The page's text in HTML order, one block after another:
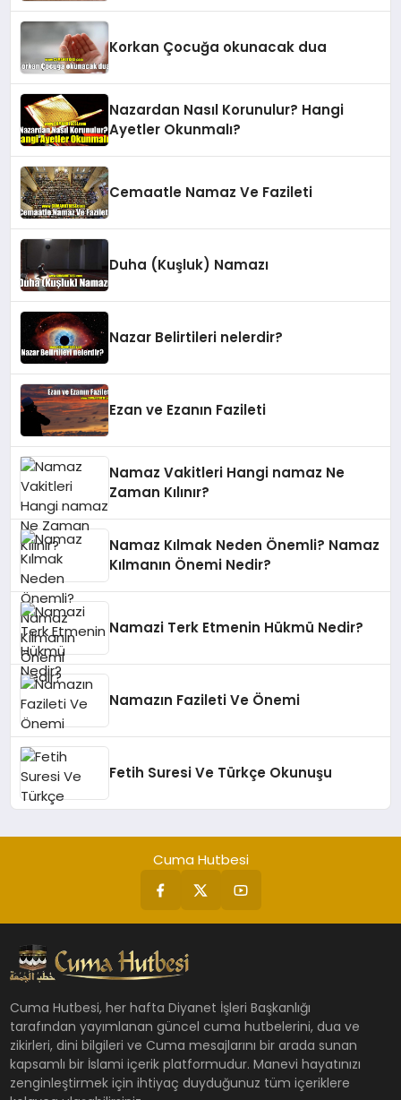
Korkan Çocuğa okunacak dua
Nazardan Nasıl Korunulur? Hangi
Ayetler Okunmalı?
Cemaatle Namaz Ve Fazileti
Duha (Kuşluk) Namazı
Nazar Belirtileri nelerdir?
Ezan ve Ezanın Fazileti
Namaz Vakitleri Hangi namaz Ne
Zaman Kılınır?
Namaz Kılmak Neden Önemli? Namaz
Kılmanın Önemi Nedir?
Namazi Terk Etmenin Hükmü Nedir?
Namazın Fazileti Ve Önemi
Fetih Suresi Ve Türkçe Okunuşu
Cuma Hutbesi
Cuma Hutbesi, her hafta Diyanet İşleri Başkanlığı
tarafından yayımlanan güncel cuma hutbelerini, dua ve
zikirleri, dini bilgileri ve Cuma mesajlarını bir arada sunan
kapsamlı bir İslami içerik platformudur. Manevi hayatınızı
zenginleştirmek için ihtiyaç duyduğunuz tüm içeriklere